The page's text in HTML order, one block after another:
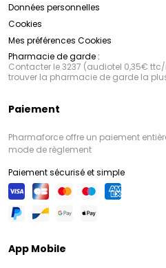
Données personnelles
Cookies
Mes préférences Cookies
Pharmacie de garde :
Contacter le 3237 (audiotel 0,35€
trouver la pharmacie de garde la
Paiement
Pharmaforce offre un paiement
mode de règlement
Paiement sécurisé et simple
App Mobile